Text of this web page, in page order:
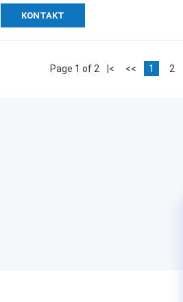
KONTAKT
Page 1 of 2 |< << 1 2